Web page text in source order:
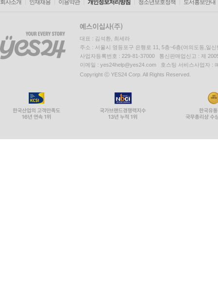
회사소개 인재채용 이용약관 개인정보처리방침 청소년보호정책 도서홍보안내
대표 : 김석환, 최세라
주소 : 서울시 영등포구 은행로 11, 5층~6층(여의도동,일신
사업자등록번호 : 229-81-37000 통신판매업신고 : 제
이메일 : yes24help@yes24.com 호스팅 서비스사업자 :
Copyright ⓒ YES24 Corp. All Rights Reserved.